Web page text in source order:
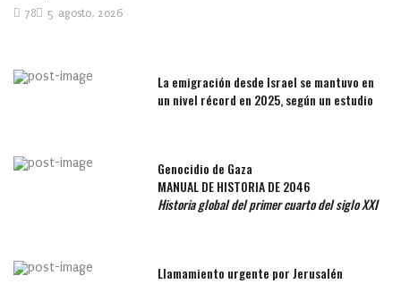
5 agosto, 2026
78
La emigración desde Israel se mantuvo en
un nivel récord en 2025, según un estudio
Genocidio de Gaza
MANUAL DE HISTORIA DE 2046
Historia global del primer cuarto del siglo XXI
Llamamiento urgente por Jerusalén